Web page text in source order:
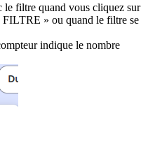
le filtre quand vous cliquez sur
» ou quand le filtre se
indique le nombre